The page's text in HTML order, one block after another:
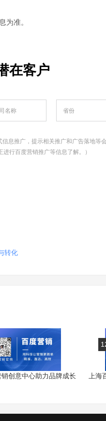
为准。
在客户
息推广，提示相关推广和广告落地等
行百度营销推广等信息了解。）
转化
创意中心助力品牌成长
上海